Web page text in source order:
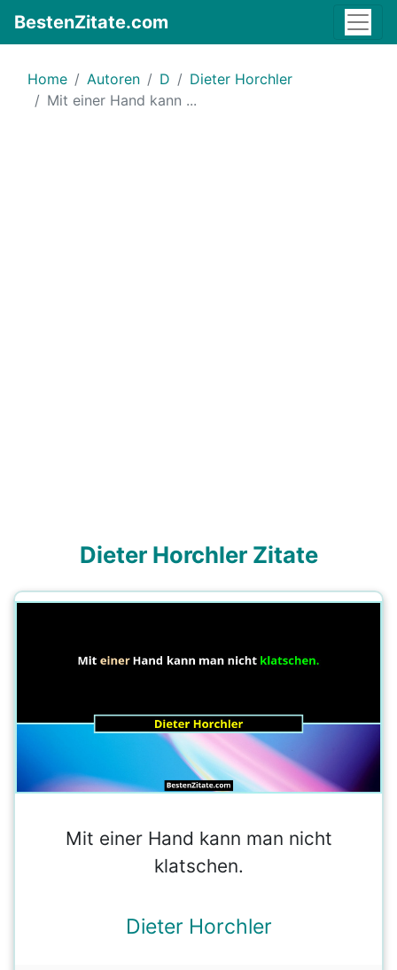
BestenZitate.com
Home Autoren D
Dieter Horchler
Mit einer Hand kann ...
Dieter Horchler Zitate
Mit einer Hand kann man nicht
klatschen.
Dieter Horchler